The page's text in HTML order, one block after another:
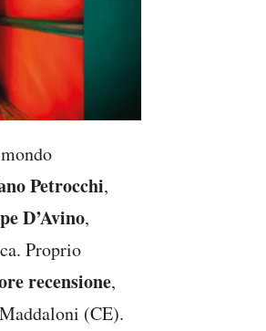
Petrocchi,
D’Avino,
Proprio
recensione,
(CE).